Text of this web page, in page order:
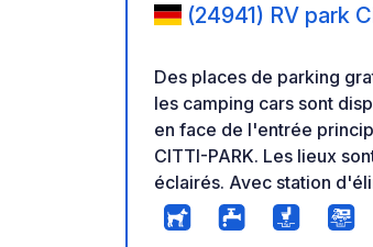
(24941) RV park
Des places de parking
les camping cars sont
en face de l'entrée
CITTI-PARK. Les lieux
éclairés. Avec station
gratuite pour les eaux
Avec une colonne